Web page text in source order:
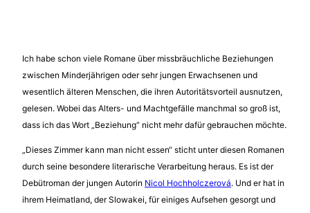
Ich habe schon viele Romane über missbräuchliche Beziehungen
zwischen Minderjährigen oder sehr jungen Erwachsenen und
wesentlich älteren Menschen, die ihren Autoritätsvorteil ausnutzen,
gelesen. Wobei das Alters- und Machtgefälle manchmal so groß ist,
dass ich das Wort „Beziehung“ nicht mehr dafür gebrauchen möchte.
„Dieses Zimmer kann man nicht essen“ sticht unter diesen Romanen
durch seine besondere literarische Verarbeitung heraus. Es ist der
Debütroman der jungen Autorin Nicol Hochholczerová. Und er hat in
ihrem Heimatland, der Slowakei, für einiges Aufsehen gesorgt und